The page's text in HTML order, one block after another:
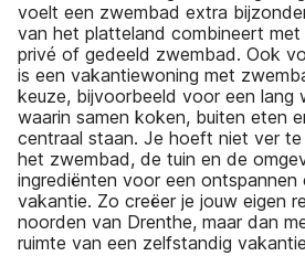
voelt een zwembad extra
van het platteland combineert
privé of gedeeld zwembad. Ook
is een vakantiewoning met
keuze, bijvoorbeeld voor een lang
waarin samen koken, buiten eten
centraal staan. Je hoeft niet ver
het zwembad, de tuin en de
ingrediënten voor een ontspannen
vakantie. Zo creëer je jouw eigen
noorden van Drenthe, maar dan
ruimte van een zelfstandig